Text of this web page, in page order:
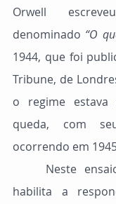
Orwell
denominado “O
1944, que foi
Tribune, de
o regime estava
queda, com
ocorrendo em
habilita a